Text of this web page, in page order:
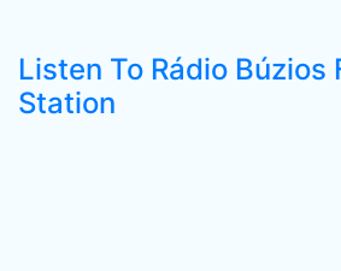
Listen To Rádio Búzios
Station